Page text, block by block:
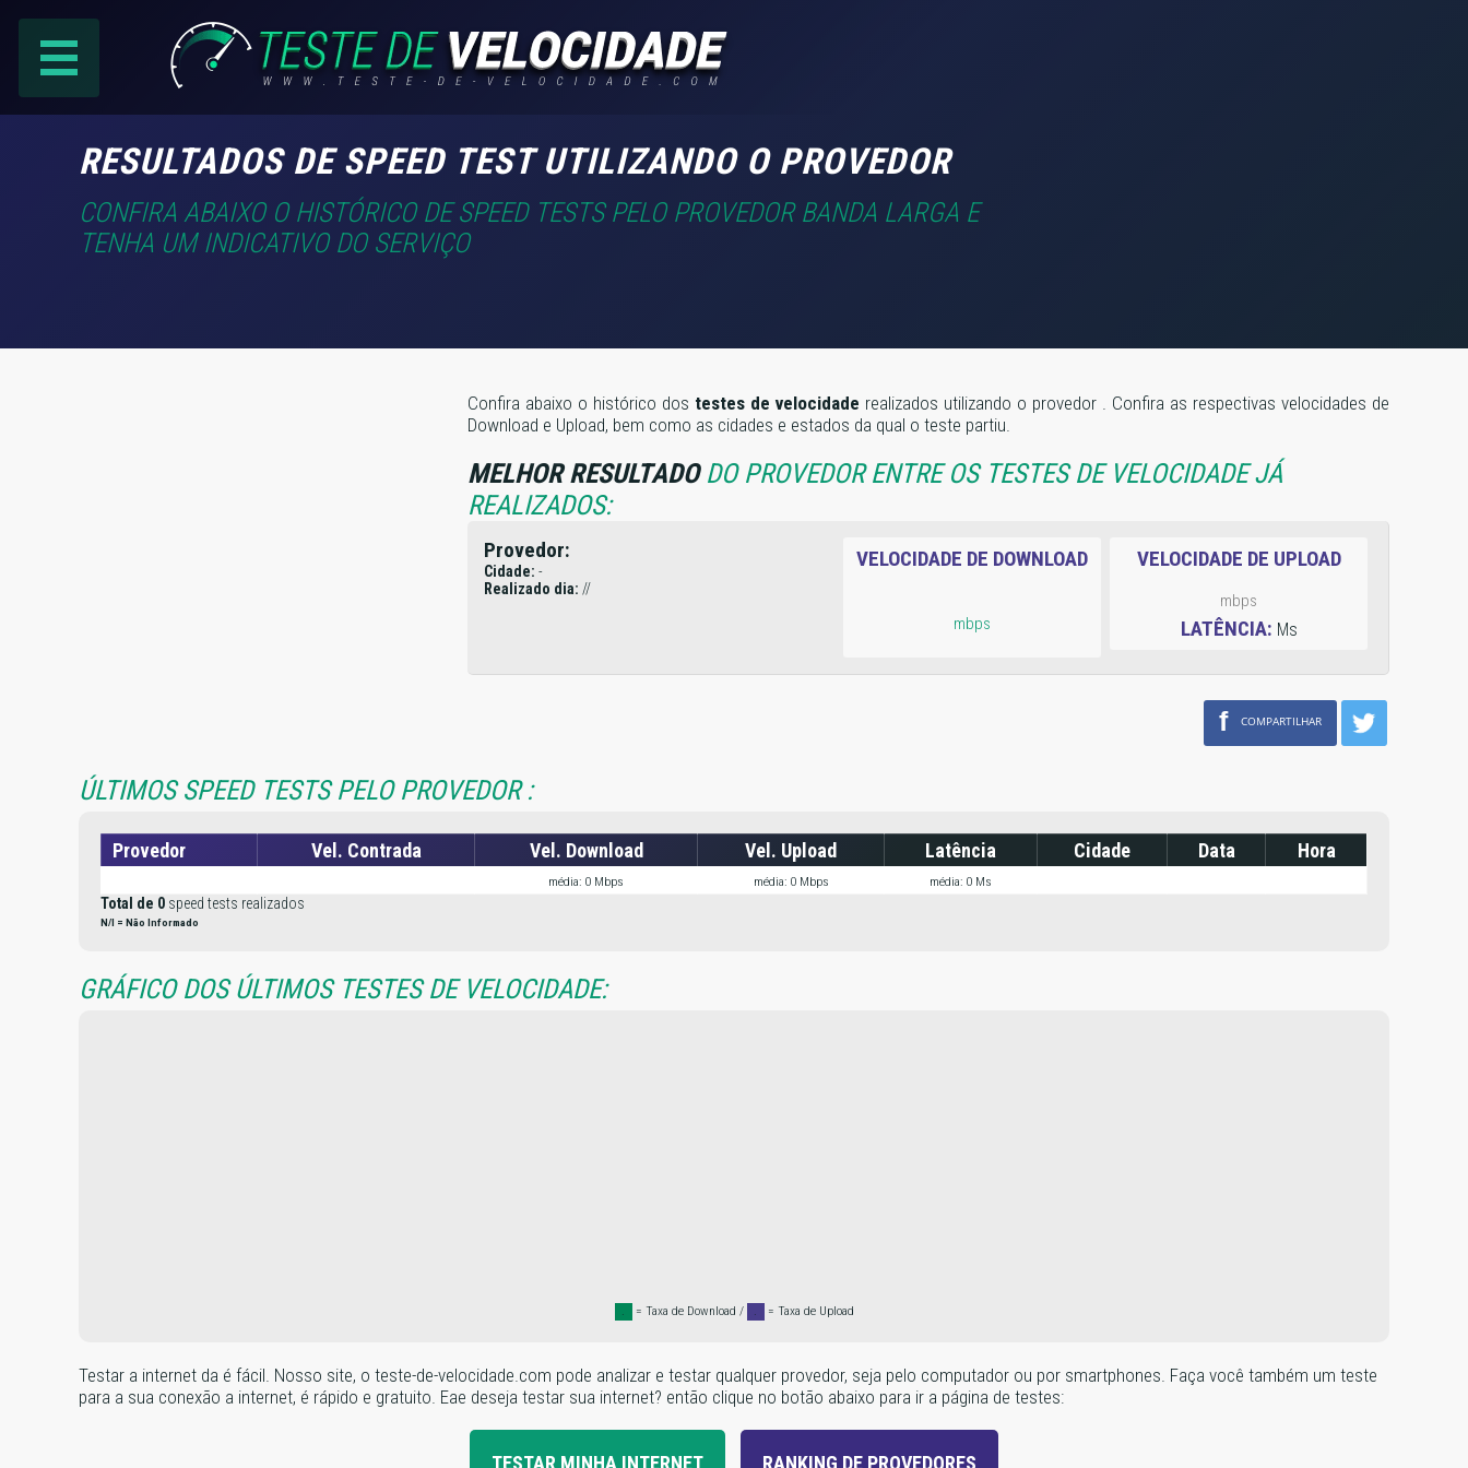
RESULTADOS DE SPEED TEST UTILIZANDO O PROVEDOR
CONFIRA ABAIXO O HISTÓRICO DE SPEED TESTS PELO PROVEDOR BANDA LARGA E
TENHA UM INDICATIVO DO SERVIÇO
Confira abaixo o histórico dos testes de velocidade realizados utilizando o provedor . Confira as respectivas velocidades de
Download e Upload, bem como as cidades e estados da qual o teste partiu.
MELHOR RESULTADODO PROVEDOR ENTRE OS TESTES DE VELOCIDADE JÁ
REALIZADOS:
Provedor:
Cidade: -
Realizado dia: //
VELOCIDADE DE DOWNLOAD
mbps
VELOCIDADE DE UPLOAD
mbps
LATÊNCIA: Ms
f COMPARTILHAR
ÚLTIMOS SPEED TESTS PELO PROVEDOR :
Provedor Vel. Contrada Vel. Download Vel. Upload Latência Cidade Data Hora
média: 0 Mbps média: 0 Mbps média: 0 Ms
Total de 0 speed tests realizados
N/I = Não Informado
GRÁFICO DOS ÚLTIMOS TESTES DE VELOCIDADE:
. = Taxa de Download / . = Taxa de Upload
Testar a internet da é fácil. Nosso site, o teste-de-velocidade.com pode analizar e testar qualquer provedor, seja pelo computador ou por smartphones. Faça você também um teste
para a sua conexão a internet, é rápido e gratuito. Eae deseja testar sua internet? então clique no botão abaixo para ir a página de testes:
TESTAR MINHA INTERNET RANKING DE PROVEDORES
PÁGINA PRINCIPAL
RANKING DE PROVEDORES
PESQUISA: